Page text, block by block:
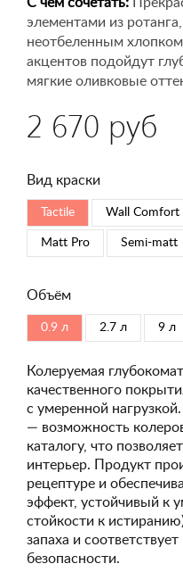
элементами из
неотбеленным
акцентов подойдут
мягкие оливковые
2 670 руб
Вид краски
Tactile Wall Comfort
Matt Pro Semi-matt
Объём
0.9 л 2.7 л 9 л
Колеруемая
качественного
с умеренной
— возможность
каталогу, что
интерьер. Продукт
рецептуре и
эффект, устойчивый к
стойкости к
запаха и
безопасности.